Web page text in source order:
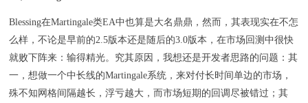
Blessing在Martingale类EA中也算是大名鼎鼎，然而，其表现实在不怎
么样，不论是早前的2.5版本还是随后的3.0版本，在市场回测中很快
就败下阵来：输得精光。究其原因，我想还是开发者思路的问题：其
一，想做一个中长线的Martingale系统，来对付长时间单边的市场，
殊不知网格间隔越长，浮亏越大，而市场短期的回调尽被错过；其